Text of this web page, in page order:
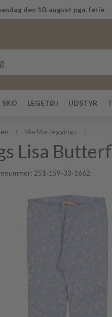
den 10. august pga. ferie
LEGETØJ UDSTYR
MarMar leggings
Lisa
251-159-33-1662